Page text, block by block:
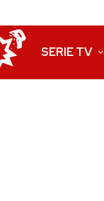
SERIE TV